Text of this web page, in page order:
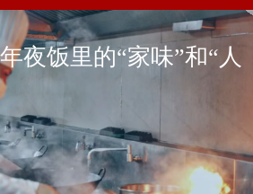
夜饭里的“家味”和“人